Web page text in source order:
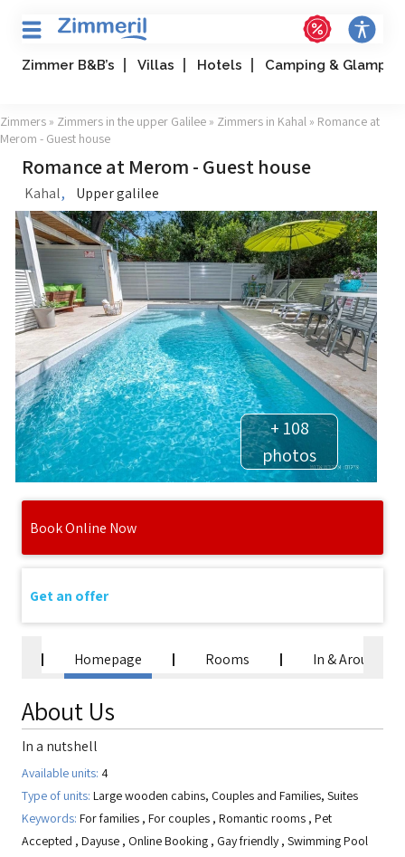
Zimmer B&B’s Villas Hotels Camping &
Zimmers » Zimmers in the upper Galilee » Zimmers in Kahal » Romance at
Merom - Guest house
Romance at Merom - Guest house
Kahal, Upper galilee
+ 108
photos
Homepage Rooms In & Around
About Us
In a nutshell
Available units: 4
Type of units: Large wooden cabins, Couples and Families, Suites
Keywords: For families , For couples , Romantic rooms , Pet
Accepted , Dayuse , Online Booking , Gay friendly, Swimming Pool
Book Online Now
Get an offer